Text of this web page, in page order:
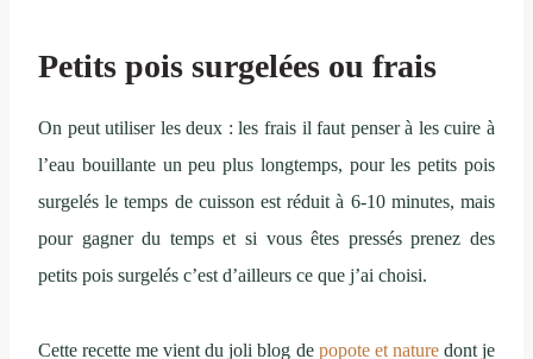
Petits pois surgelées ou frais
On peut utiliser les deux : les frais il faut penser à les cuire à
l’eau bouillante un peu plus longtemps, pour les petits pois
surgelés le temps de cuisson est réduit à 6-10 minutes, mais
pour gagner du temps et si vous êtes pressés prenez des
petits pois surgelés c’est d’ailleurs ce que j’ai choisi.
Cette recette me vient du joli blog de popote et naturedont je